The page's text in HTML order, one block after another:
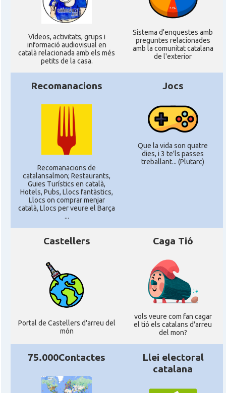
Ví­deos, activitats, grups i
informació audiovisual en
català relacionada amb els més
petits de la casa.
Sistema d'enquestes amb
preguntes relacionades
amb la comunitat catalana
de l'exterior
Recomanacions
Recomanacions de
catalansalmon; Restaurants,
Guies Turístics en català,
Hotels, Pubs, Llocs fantàstics,
Llocs on comprar menjar
català, Llocs per veure el Barça
...
Jocs
Que la vida son quatre
dies, i 3 te'ls passes
treballant... (Plutarc)
Castellers
Portal de Castellers d'arreu del
món
Caga Tió
vols veure com fan cagar
el tió els catalans d'arreu
del mon?
75.000Contactes
Llei electoral
catalana